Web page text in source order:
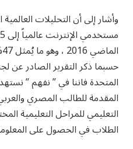
وأشار إلى أن التحليلات
حسبما ذكر التقرير الصادر عن
المتحدة فاننا في ” نفهم ”
المقدمة للطالب المصري
التعليمي للمراحل التعليمية
الطلاب في الحصول على